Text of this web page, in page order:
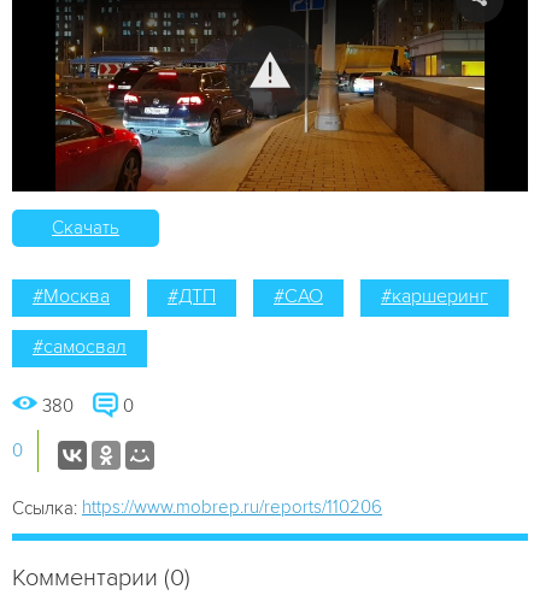
Скачать
#Москва #ДТП #САО #каршеринг
#самосвал
380 0
0
Ссылка: https://www.mobrep.ru/reports/110206
Комментарии (0)